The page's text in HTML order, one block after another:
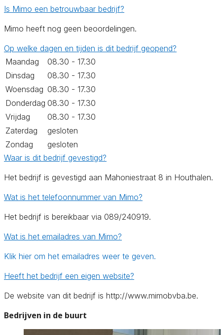
Is Mimo een betrouwbaar bedrijf?
Mimo heeft nog geen beoordelingen.
Op welke dagen en tijden is dit bedrijf geopend?
Maandag
08.30 - 17.30
Dinsdag
08.30 - 17.30
Woensdag 08.30 - 17.30
Donderdag 08.30 - 17.30
Vrijdag
08.30 - 17.30
Zaterdag
gesloten
Zondag
gesloten
Waar is dit bedrijf gevestigd?
Het bedrijf is gevestigd aan Mahoniestraat 8 in Houthalen.
Wat is het telefoonnummer van Mimo?
Het bedrijf is bereikbaar via 089/240919.
Wat is het emailadres van Mimo?
Klik hier om het emailadres weer te geven.
Heeft het bedrijf een eigen website?
De website van dit bedrijf is http://www.mimobvba.be.
Bedrijven in de buurt